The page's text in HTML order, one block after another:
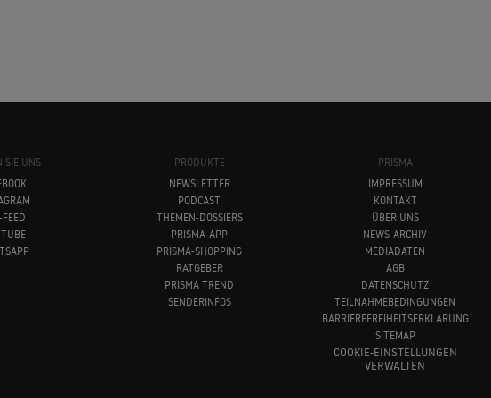
SIE UNS
FEED
PRODUKTE
NEWSLETTER
PODCAST
THEMEN-DOSSIERS
PRISMA-APP
PRISMA-SHOPPING
RATGEBER
PRISMA TREND
SENDERINFOS
PRISMA
IMPRESSUM
KONTAKT
ÜBER UNS
NEWS-ARCHIV
MEDIADATEN
AGB
DATENSCHUTZ
TEILNAHMEBEDINGUNGEN
BARRIEREFREIHEITSERKLÄRUNG
SITEMAP
COOKIE-EINSTELLUNGEN
VERWALTEN